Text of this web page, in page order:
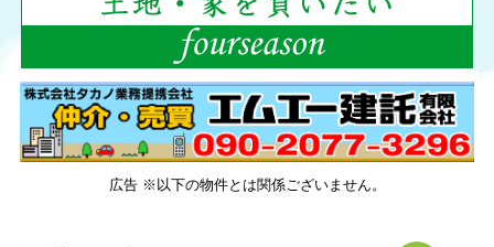
広告 ※以下の物件とは関係ございません。